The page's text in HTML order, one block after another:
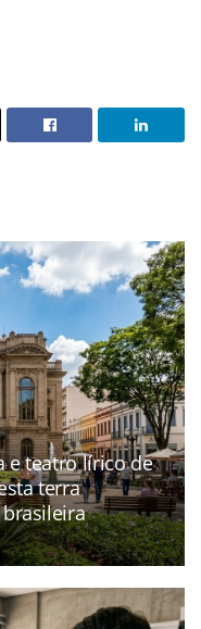
e teatro lírico de
terra